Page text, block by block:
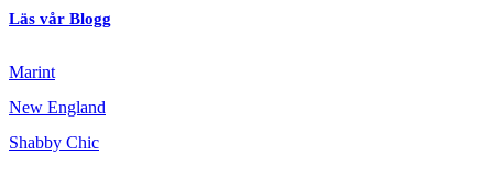
Läs vår Blogg
Marint
New England
Shabby Chic